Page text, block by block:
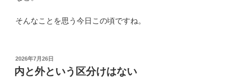
そんなことを思う今日この頃ですね。
投
稿
日:
2026年7月26日
内と外という区分けはない